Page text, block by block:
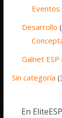
Eventos
Desarrollo
Galnet ESP
Sin categoría
En